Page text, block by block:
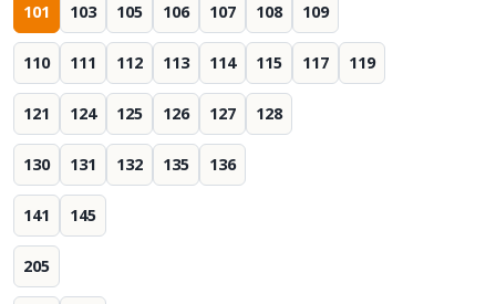
101 103 105 106 107 108 109
110 111 112 113 114 115 117 119
121 124 125 126 127 128
130 131 132 135 136
141 145
205